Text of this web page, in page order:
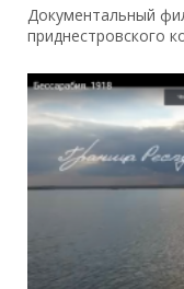
Документальный
приднестровского